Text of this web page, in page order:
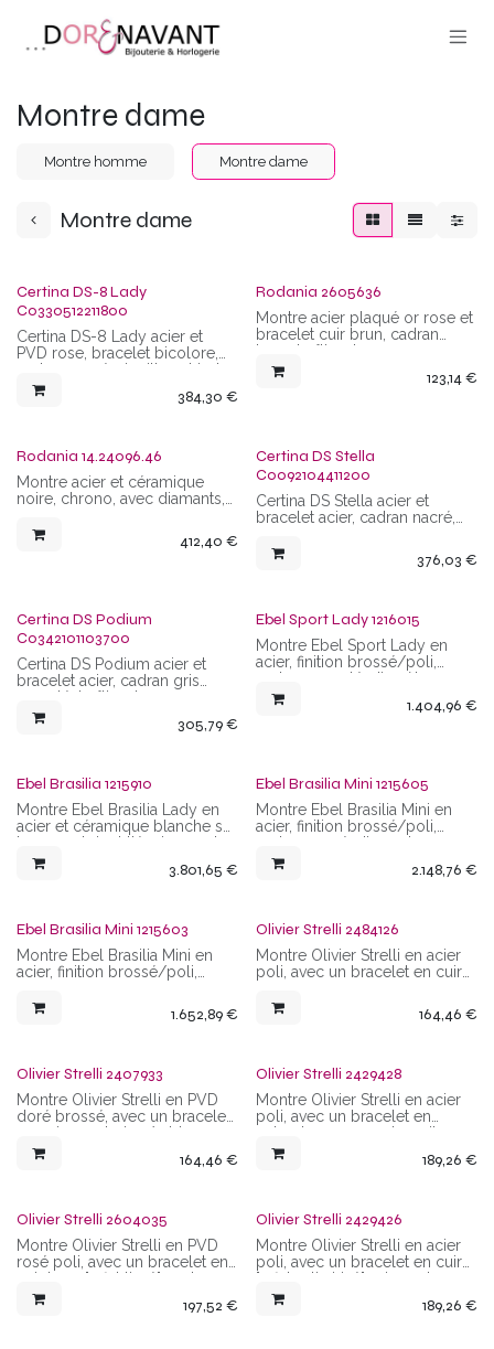
Montre dame
Montre homme Montre dame
Montre dame
Certina DS-8 Lady
C0330512211800
Certina DS-8 Lady acier et
PVD rose, bracelet bicolore,
cadran nacré, aiguilles et index
rosés, boîtier de 27,5 mm,
mouvement Suisse quartz,
384,30 €
Rodania 2605636
Montre acier plaqué or rose et
bracelet cuir brun, cadran
brun, boîtier de 37 mm,
mouvement quartz, étanchéité
5 ATM
123,14€
Rodania 14.24096.46
Montre acier et céramique
noire, chrono, avec diamants,
10 ATM
412,40 €
Certina DS Stella
C0092104411200
Certina DS Stella acier et
bracelet acier, cadran nacré,
suisse quartz, étanchéité de 10
376,03 €
Certina DS Podium
C0342101103700
Certina DS Podium acier et
bracelet acier, cadran gris
argenté, boîtier de 33 mm,
mouvement Suisse quartz,
étanchéité de 10 ATM
305,79€
Ebel Sport Lady 1216015
Montre Ebel Sport Lady en
acier, finition brossé/poli,
cadran argenté, diamètre 27
mm, mouvement quartz,
étanchéité 5 ATM
1.404,96 €
Ebel Brasilia 1215910
Montre Ebel Brasilia Lady en
acier et céramique blanche sur
le remontoir et l'épaisseur de
boitier, bracelet caoutchouc
blanc, finition polie, cadran
mouvement quartz, étanchéité
3.801,65 €
Ebel Brasilia Mini 1215605
Montre Ebel Brasilia Mini en
acier, finition brossé/poli,
cadran nacré, diamants, 30 x
24 mm, mouvement quartz,
étanchéité 5 ATM
2.148,76 €
Ebel Brasilia Mini 1215603
Montre Ebel Brasilia Mini en
acier, finition brossé/poli,
mouvement quartz, étanchéité
1.652,89€
Olivier Strelli 2484126
Montre Olivier Strelli en acier
poli, avec un bracelet en cuir
cadran noir, index simples et
chiffres romains, boîtier
quartz, étanchéité de 5 ATM
164,46 €
Olivier Strelli 2407933
Montre Olivier Strelli en PVD
doré brossé, avec un bracelet
en cuir gras beige/sable,
cadran dégradé
gris/beige/blanc, index strass
(sans les anses), mouvement
quartz, étanchéité de 3 ATM
164,46 €
Olivier Strelli 2429428
Montre Olivier Strelli en acier
poli, avec un bracelet en
nubuck mauve, cadran silver,
chiffres arabes, boîtier
rectangulaire 28 mm x 25 mm
de 3 ATM
189,26 €
Olivier Strelli 2604035
Montre Olivier Strelli en PVD
rosé poli, avec un bracelet en
cuir brun "effet tissé", cadran
brun/cuivré, index simples et
chiffres romains, boîtier 197,52 €
Olivier Strelli 2429426
Montre Olivier Strelli en acier
poli, avec un bracelet en cuir
"effet satin irisé" gris, cadran
gris anthracite, index strass et
blancs, boîtier rectangulaire 29
189,26 €